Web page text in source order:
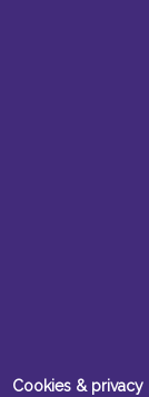
Cookies & privacy